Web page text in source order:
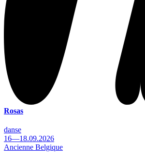
Rosas
danse
16—18.09.2026
Ancienne Belgique